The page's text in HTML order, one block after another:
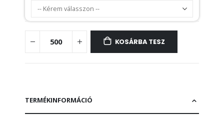
KOSÁRBA TESZ
TERMÉKINFORMÁCIÓ